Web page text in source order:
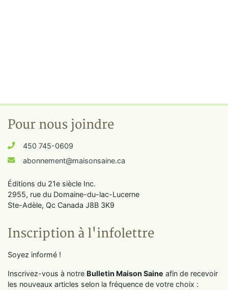
Pour nous joindre
450 745-0609
abonnement@maisonsaine.ca
Éditions du 21e siècle Inc.
2955, rue du Domaine-du-lac-Lucerne
Ste-Adèle, Qc Canada J8B 3K9
Inscription à l'infolettre
Soyez informé !
Inscrivez-vous à notre Bulletin Maison Saine afin de recevoir
les nouveaux articles selon la fréquence de votre choix :